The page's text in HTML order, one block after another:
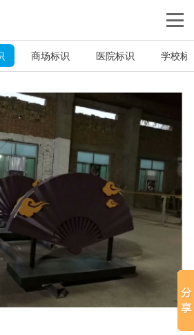
商场标识 医院标识 学校标